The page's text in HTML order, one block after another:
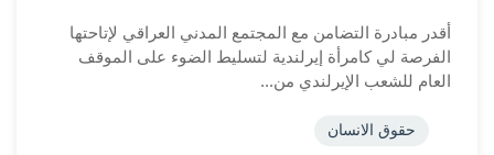
أقدر مبادرة التضامن مع المجتمع المدني العراقي لإتاحتها
الفرصة لي كامرأة إيرلندية لتسليط الضوء على الموقف
العام للشعب الإيرلندي من...
حقوق الانسان